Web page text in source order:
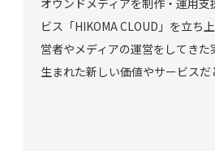
ビス「HIKOMA CLOUD」を立ち
営者やメディアの運営をしてき
生まれた新しい価値やサービスだ